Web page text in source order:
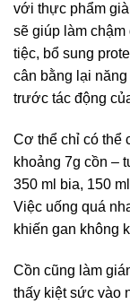
với thực phẩm
sẽ giúp làm
tiệc, bổ sung
cân bằng lại
trước tác động
Cơ thể chỉ có thể
khoảng 7g cồn –
350 ml bia, 150
Việc uống quá
khiến gan không
Cồn cũng làm
thấy kiệt sức vào